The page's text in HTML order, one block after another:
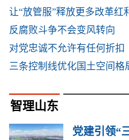
让“放管服”释放更多改革红
反腐败斗争不会变风转向
对党忠诚不允许有任何折扣
三条控制线优化国土空间格
智理山东
党建引领“